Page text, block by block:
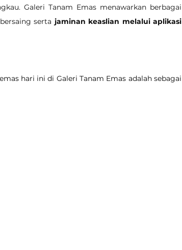
Galeri Tanam Emas menawarkan berbagai
serta jaminan keaslian melalui aplikasi
hari ini di Galeri Tanam Emas adalah sebagai